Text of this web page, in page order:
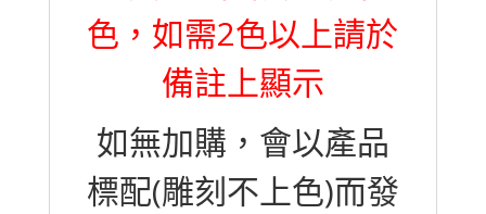
色，如需2色以上請於
備註上顯示
如無加購，會以產品
標配(雕刻不上色)而發